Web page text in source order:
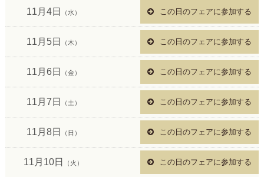
11月4日 （水） この日のフェアに参加する
11月5日 （木） この日のフェアに参加する
11月6日 （金） この日のフェアに参加する
11月7日 （土） この日のフェアに参加する
11月8日 （日） この日のフェアに参加する
11月10日 （火） この日のフェアに参加する